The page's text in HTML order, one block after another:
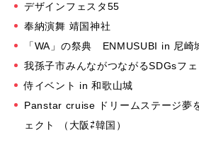
デザインフェスタ55
奉納演舞 靖国神社
「WA」の祭典 ENMUSUBI in 尼崎
我孫子市みんながつながるSDGsフェ
侍イベント in 和歌山城
Panstar cruise ドリームステージ夢
ェクト （大阪⇄韓国）